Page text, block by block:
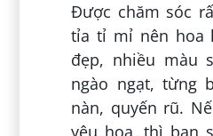
Được chăm sóc
tỉa tỉ mỉ nên hoa
đẹp, nhiều màu
ngào ngạt, từng
nàn, quyến rũ.